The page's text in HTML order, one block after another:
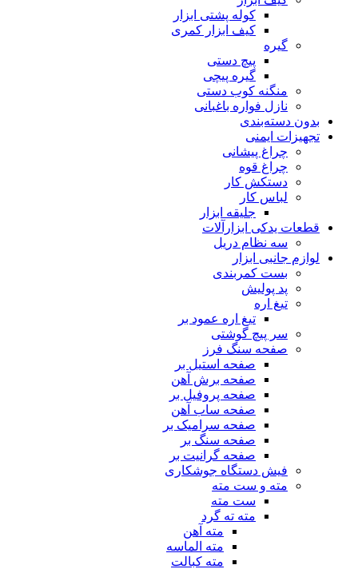
کوله پشتی ابزار
کیف ابزار کمری
گیره
پیچ دستی
گیره پیچی
منگنه کوب دستی
نازل فواره باغبانی
بدون دسته‌بندی
تجهیزات ایمنی
چراغ پیشانی
چراغ قوه
دستکش کار
لباس کار
جلیقه ابزار
قطعات یدکی ابزارآلات
سه نظام دریل
لوازم جانبی ابزار
بست کمربندی
پد پولیش
تیغ اره
تیغ اره عمود بر
سر پیچ گوشتی
صفحه سنگ فرز
صفحه استیل بر
صفحه برش آهن
صفحه پروفیل بر
صفحه ساب آهن
صفحه سرامیک بر
صفحه سنگ بر
صفحه گرانیت بر
فیش دستگاه جوشکاری
مته و ست مته
ست مته
مته ته گرد
مته آهن
مته الماسه
مته کبالت